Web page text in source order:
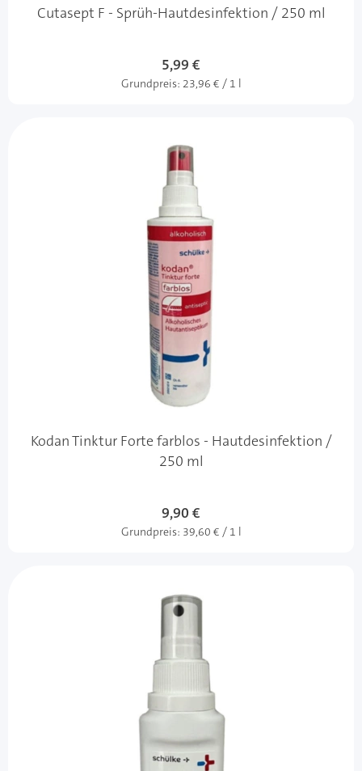
Cutasept F - Sprüh-Hautdesinfektion / 250 ml
5,99 €
Grundpreis: 23,96 € / 1 l
Kodan Tinktur Forte farblos - Hautdesinfektion /
250 ml
9,90 €
Grundpreis: 39,60 € / 1 l